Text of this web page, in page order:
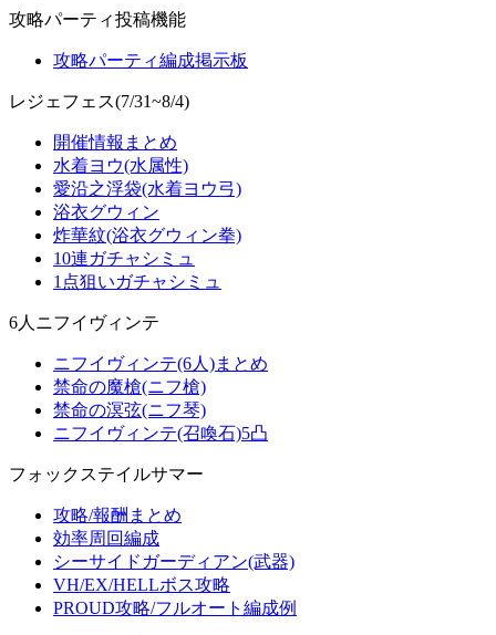
攻略パーティ投稿機能
攻略パーティ編成掲示板
レジェフェス(7/31~8/4)
開催情報まとめ
水着ヨウ(水属性)
愛沿之浮袋(水着ヨウ弓)
浴衣グウィン
炸華紋(浴衣グウィン拳)
10連ガチャシミュ
1点狙いガチャシミュ
6人ニフイヴィンテ
ニフイヴィンテ(6人)まとめ
禁命の魔槍(ニフ槍)
禁命の溟弦(ニフ琴)
ニフイヴィンテ(召喚石)5凸
フォックステイルサマー
攻略/報酬まとめ
効率周回編成
シーサイドガーディアン(武器)
VH/EX/HELLボス攻略
PROUD攻略/フルオート編成例